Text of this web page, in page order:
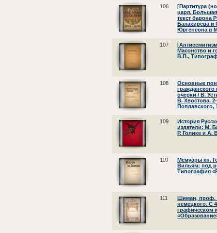
106
[Партитура
царя. Большая
текст барона
Балакирева
Юргенсона в
107
Масонство и
В.П.,
108
Основные
очерки / В.
В. Хвостова.
Поплавского,
109
История
издатели: М.
Р. Голике и А.
110
Мемуары кн.
Вильям; под
Типография
111
Шиман, проф.
немецкого. С
графическом